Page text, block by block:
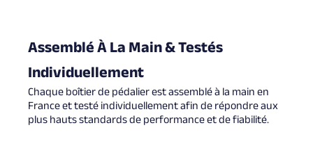
Assemblé À La Main & Testés
Individuellement
Chaque boîtier de pédalier est assemblé à la main en
France et testé individuellement afin de répondre aux
plus hauts standards de performance et de fiabilité.